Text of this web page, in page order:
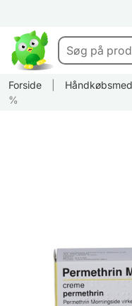
Forside
%